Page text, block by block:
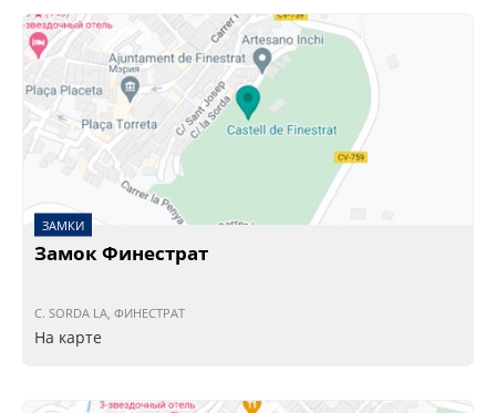
ЗАМКИ
Замок Финестрат
C. SORDA LA, ФИНЕСТРАТ
На карте